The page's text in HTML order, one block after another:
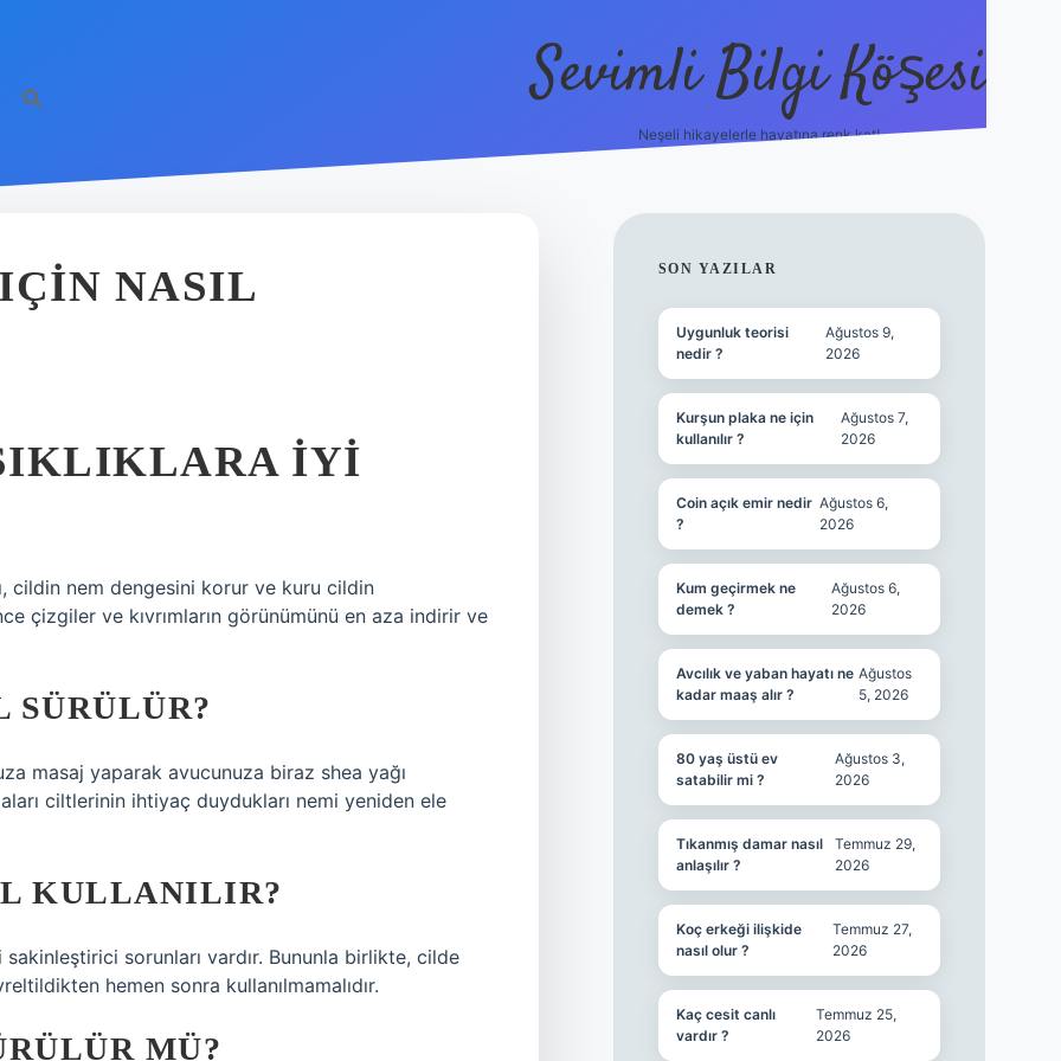
Sevimli Bilgi Köşesi
Neşeli hikayelerle hayatına renk kat!
NASIL
IYI
cildin nem dengesini korur ve kuru cildin
çizgiler ve kıvrımların görünümünü en aza indirir ve
SÜRÜLÜR?
masaj yaparak avucunuza biraz shea yağı
ciltlerinin ihtiyaç duydukları nemi yeniden ele
KULLANILIR?
sorunları vardır. Bununla birlikte, cilde
hemen sonra kullanılmamalıdır.
MÜ?
SIDEBAR
SON YAZILAR
Uygunluk teorisi
nedir ?
Ağustos 9,
2026
Kurşun plaka ne için
kullanılır ?
Ağustos 7,
2026
Coin açık emir nedir
?
Ağustos 6,
2026
Kum geçirmek ne
demek ?
Ağustos 6,
2026
Avcılık ve yaban hayatı ne
kadar maaş alır ?
Ağustos
5, 2026
80 yaş üstü ev
satabilir mi ?
Ağustos 3,
2026
Tıkanmış damar nasıl
anlaşılır ?
Temmuz 29,
2026
Koç erkeği ilişkide
nasıl olur ?
Temmuz 27,
2026
Kaç cesit canlı
vardır ?
Temmuz 25,
2026
hiltonbet güncel giriş